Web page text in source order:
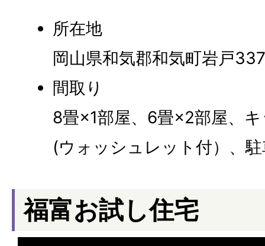
所在地
岡山県和気郡和気町岩戸
間取り
8畳×1部屋、6畳×2部屋、
(ウォッシュレット付）、
福富お試し住宅